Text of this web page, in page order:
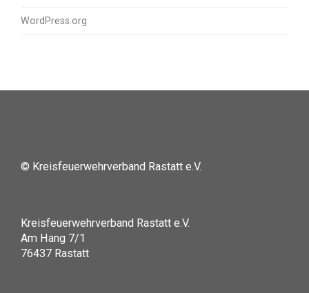
WordPress.org
© Kreisfeuerwehrverband Rastatt e.V.
Kreisfeuerwehrverband Rastatt e.V.
Am Hang 7/1
76437 Rastatt